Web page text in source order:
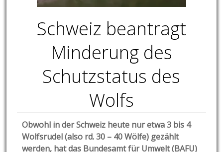
Schweiz beantragt
Minderung des
Schutzstatus des
Wolfs
Obwohl in der Schweiz heute nur etwa 3 bis 4
Wolfsrudel (also rd. 30 – 40 Wölfe) gezählt
werden, hat das Bundesamt für Umwelt (BAFU)